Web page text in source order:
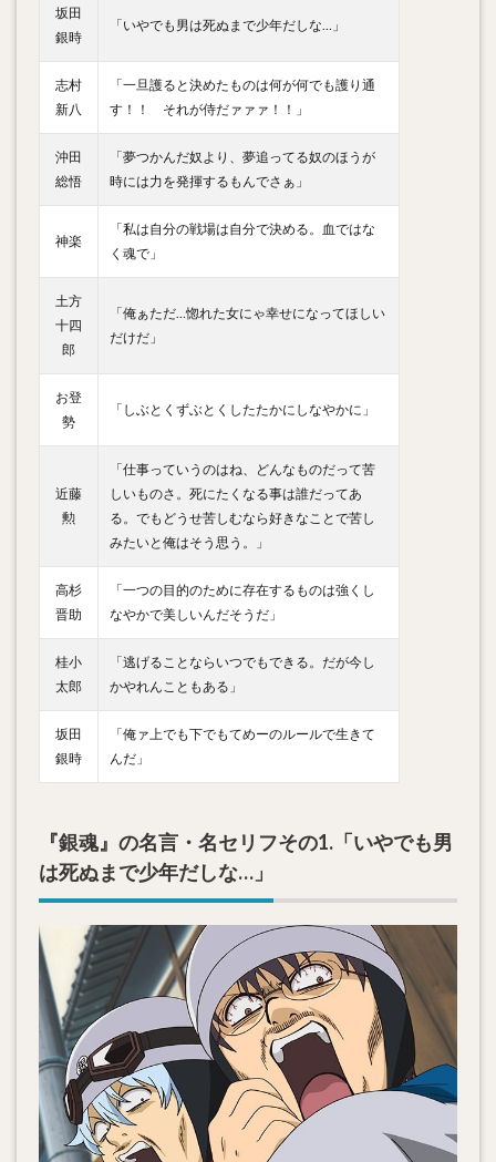
坂田
銀時
「いやでも男は死ぬまで少年だしな…」
志村
新八
「一旦護ると決めたものは何が何でも護り通
す！！ それが侍だァァァ！！」
沖田
総悟
「夢つかんだ奴より、夢追ってる奴のほうが
時には力を発揮するもんでさぁ」
神楽
「私は自分の戦場は自分で決める。血ではな
く魂で」
土方
十四
郎
「俺ぁただ…惚れた女にゃ幸せになってほしい
だけだ」
お登
勢
「しぶとくずぶとくしたたかにしなやかに」
近藤
勲
「仕事っていうのはね、どんなものだって苦
しいものさ。死にたくなる事は誰だってあ
る。でもどうせ苦しむなら好きなことで苦し
みたいと俺はそう思う。」
高杉
晋助
「一つの目的のために存在するものは強くし
なやかで美しいんだそうだ」
桂小
太郎
「逃げることならいつでもできる。だが今し
かやれんこともある」
坂田
銀時
「俺ァ上でも下でもてめーのルールで生きて
んだ」
『銀魂』の名言・名セリフその1.「いやでも男
は死ぬまで少年だしな…」